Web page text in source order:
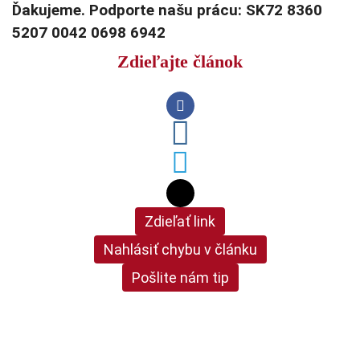
Ďakujeme. Podporte našu prácu: SK72 8360
5207 0042 0698 6942
Zdieľajte článok
Zdieľať link
Nahlásiť chybu v článku
Pošlite nám tip